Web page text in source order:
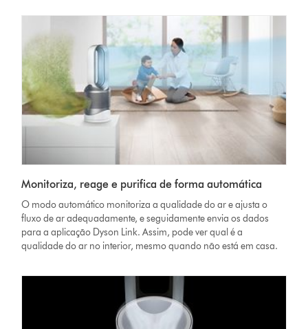
Monitoriza, reage e purifica de forma automática
O modo automático monitoriza a qualidade do ar e ajusta o
fluxo de ar adequadamente, e seguidamente envia os dados
para a aplicação Dyson Link. Assim, pode ver qual é a
qualidade do ar no interior, mesmo quando não está em casa.